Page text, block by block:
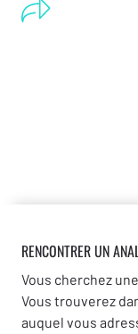
RENCONTRER UN
Vous cherchez
Vous trouverez
auquel vous